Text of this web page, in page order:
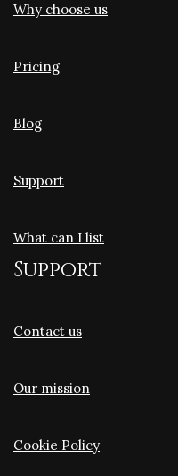
Why choose us
Pricing
Blog
Support
What can I list
Support
Contact us
Our mission
Cookie Policy